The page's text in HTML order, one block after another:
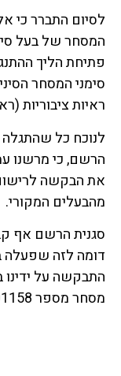
לסיום התברר כי
המסחר של בעל
פתיחת הליך
סימני המסחר
ראיות ציבוריות
לנוכח כל שהתגלה
הרשם, כי מרשנו
את הבקשה
מהבעלים המקורי.
סגנית הרשם אף
דומה לזה
התבקשה על
מסחר מספר 301158, אשר ניטל ממר פנחס כהן.